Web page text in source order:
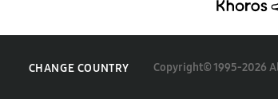
CHANGE COUNTRY Copyright© 1995-2026